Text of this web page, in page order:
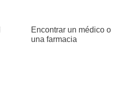
Encontrar un médico o
una farmacia